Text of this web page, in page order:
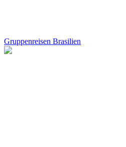
Gruppenreisen Brasilien